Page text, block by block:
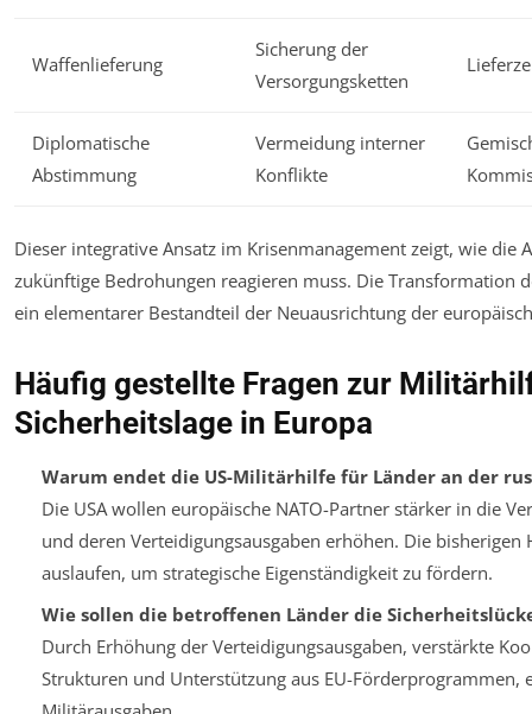
Waffenlieferung
Sicherung der
Versorgungsketten
Diplomatische
Abstimmung
Vermeidung interner
Konflikte
Dieser integrative Ansatz im Krisenmanagement zeigt, wie die
zukünftige Bedrohungen reagieren muss. Die Transformation
ein elementarer Bestandteil der Neuausrichtung der
Häufig gestellte Fragen zur
Sicherheitslage in Europa
Warum endet die US-Militärhilfe für Länder an der
Die USA wollen europäische NATO-Partner stärker in die
und deren Verteidigungsausgaben erhöhen. Die bisherigen
auslaufen, um strategische Eigenständigkeit zu fördern.
Wie sollen die betroffenen Länder die
Durch Erhöhung der Verteidigungsausgaben, verstärkte
Strukturen und Unterstützung aus EU-Förderprogrammen,